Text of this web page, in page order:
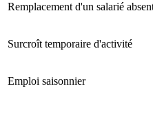
Remplacement d'un salarié
Surcroît temporaire d'activité
Emploi saisonnier